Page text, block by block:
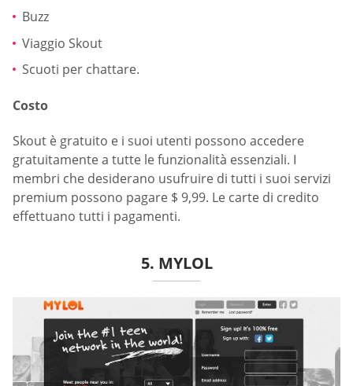
Buzz
Viaggio Skout
Scuoti per chattare.
Costo
Skout è gratuito e i suoi utenti possono accedere
gratuitamente a tutte le funzionalità essenziali. I
membri che desiderano usufruire di tutti i suoi servizi
premium possono pagare $ 9,99. Le carte di credito
effettuano tutti i pagamenti.
5. MYLOL